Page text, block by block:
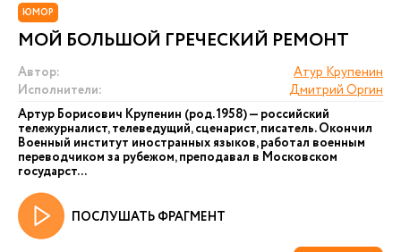
ЮМОР
МОЙ БОЛЬШОЙ ГРЕЧЕСКИЙ РЕМОНТ
Автор:
Атур Крупенин
Исполнители:
Дмитрий Оргин
Артур Борисович Крупенин (род. 1958) — российский
тележурналист, телеведущий, сценарист, писатель. Окончил
Военный институт иностранных языков, работал военным
переводчиком за рубежом, преподавал в Московском
государст...
ПОСЛУШАТЬ ФРАГМЕНТ